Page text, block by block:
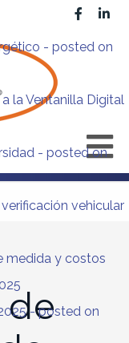
- posted on
la Ventanilla Digital
- posted on
vehicular
medida y costos
- posted on
de